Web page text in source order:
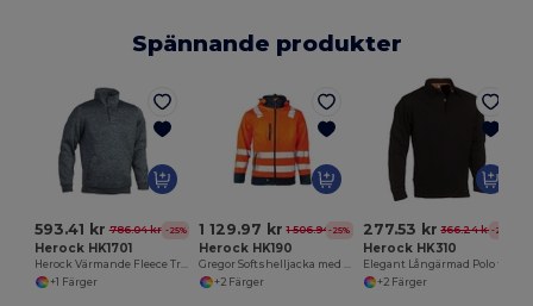
Spännande produkter
593.41 kr 786.04 kr -25%
Herock HK1701
Herock Värmande Fleece Tröja med Förstärkta Armbågar
+1 Färger
1 129.97 kr 1 506.94 kr
-25%
Herock HK190
Gregor Softshelljacka med hög synlighet
+2 Färger
277.53 kr 366.24 kr-24%
Herock HK310
+2 Färger